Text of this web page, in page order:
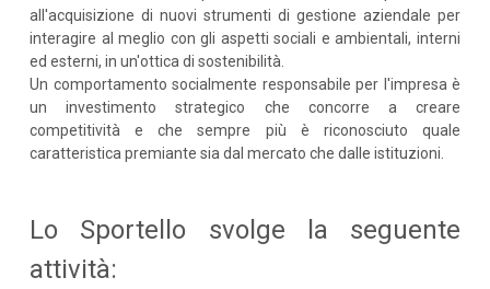
all'acquisizione di nuovi strumenti di gestione aziendale per
interagire al meglio con gli aspetti sociali e ambientali, interni
ed esterni, in un'ottica di sostenibilità.
Un comportamento socialmente responsabile per l'impresa è
un investimento strategico che concorre a creare
competitività e che sempre più è riconosciuto quale
caratteristica premiante sia dal mercato che dalle istituzioni.
Lo Sportello svolge la seguente
attività: